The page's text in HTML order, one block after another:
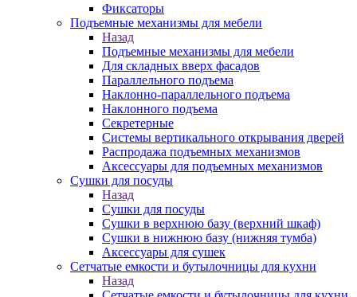
Фиксаторы
Подъемные механизмы для мебели
Назад
Подъемные механизмы для мебели
Для складных вверх фасадов
Параллельного подъема
Наклонно-параллельного подъема
Наклонного подъема
Секретерные
Системы вертикального открывания дверей
Распродажа подъемных механизмов
Аксессуары для подъемных механизмов
Сушки для посуды
Назад
Сушки для посуды
Сушки в верхнюю базу (верхний шкаф)
Сушки в нижнюю базу (нижняя тумба)
Аксессуары для сушек
Сетчатые емкости и бутылочницы для кухни
Назад